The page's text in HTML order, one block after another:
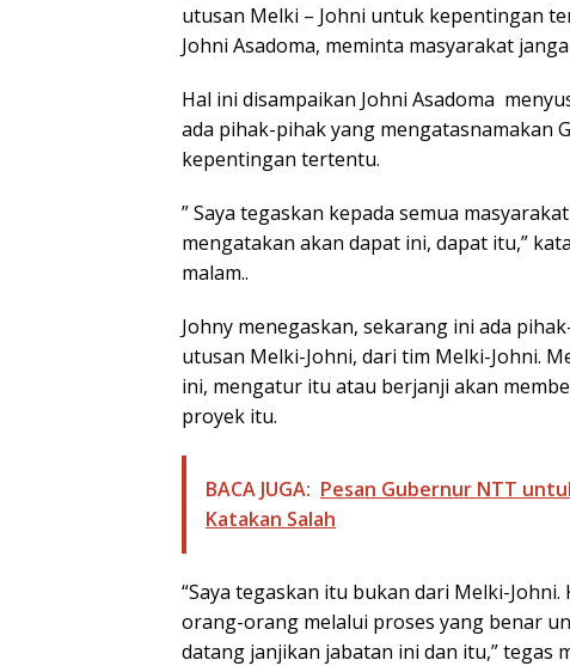
utusan Melki – Johni untuk kepentingan
Johni Asadoma, meminta masyarakat
Hal ini disampaikan Johni Asadoma
ada pihak-pihak yang
kepentingan tertentu.
” Saya tegaskan kepada semua
mengatakan akan dapat ini, dapat itu,”
malam..
Johny menegaskan, sekarang ini ada
utusan Melki-Johni, dari tim Melki-Johni.
ini, mengatur itu atau berjanji akan
proyek itu.
BACA JUGA: Pesan Gubernur NTT
Katakan Salah
“Saya tegaskan itu bukan dari Melki-
orang-orang melalui proses yang benar
datang janjikan jabatan ini dan itu,” tegas